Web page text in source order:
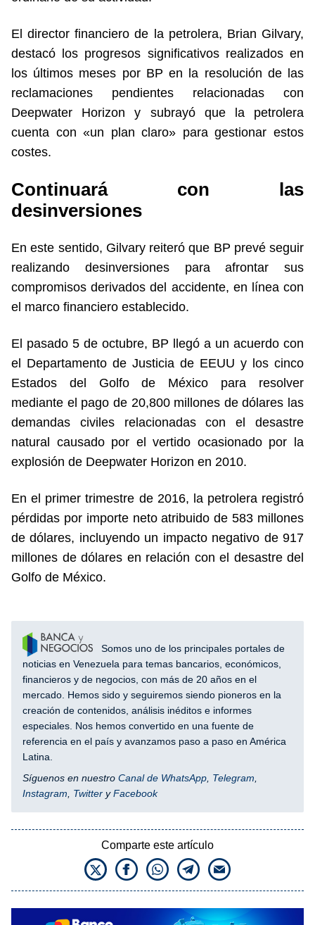
El director financiero de la petrolera, Brian Gilvary,
destacó los progresos significativos realizados en
los últimos meses por BP en la resolución de las
reclamaciones pendientes relacionadas con
Deepwater Horizon y subrayó que la petrolera
cuenta con «un plan claro» para gestionar estos
costes.
Continuará con las
desinversiones
En este sentido, Gilvary reiteró que BP prevé seguir
realizando desinversiones para afrontar sus
compromisos derivados del accidente, en línea con
el marco financiero establecido.
El pasado 5 de octubre, BP llegó a un acuerdo con
el Departamento de Justicia de EEUU y los cinco
Estados del Golfo de México para resolver
mediante el pago de 20,800 millones de dólares las
demandas civiles relacionadas con el desastre
natural causado por el vertido ocasionado por la
explosión de Deepwater Horizon en 2010.
En el primer trimestre de 2016, la petrolera registró
pérdidas por importe neto atribuido de 583 millones
de dólares, incluyendo un impacto negativo de 917
millones de dólares en relación con el desastre del
Golfo de México.
Somos uno de los principales portales de
noticias en Venezuela para temas bancarios, económicos,
financieros y de negocios, con más de 20 años en el
mercado. Hemos sido y seguiremos siendo pioneros en la
creación de contenidos, análisis inéditos e informes
especiales. Nos hemos convertido en una fuente de
referencia en el país y avanzamos paso a paso en América
Latina.
Síguenos en nuestro Canal de WhatsApp, Telegram,
Instagram, Twitter yFacebook
Comparte este artículo